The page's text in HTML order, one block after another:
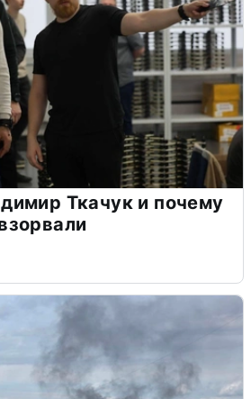
Ткачук и почему